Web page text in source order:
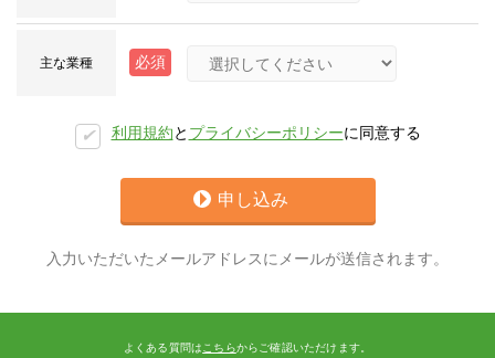
主な業種 必須
✔︎ 利用規約 と プライバシーポリシーに同意する
申し込み
入力いただいたメールアドレスにメールが送信されます。
よくある質問は こちらからご確認いただけます。